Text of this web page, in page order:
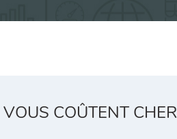
COÛTENT CHER